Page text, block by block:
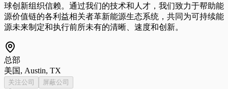
球创新组织信赖。通过我们的技术和人才，我们致力于帮助能
源价值链的各利益相关者革新能源生态系统，共同为可持续能
源未来制定和执行前所未有的清晰、速度和创新。
总部
美国, Austin, TX
关注公司 屏蔽公司